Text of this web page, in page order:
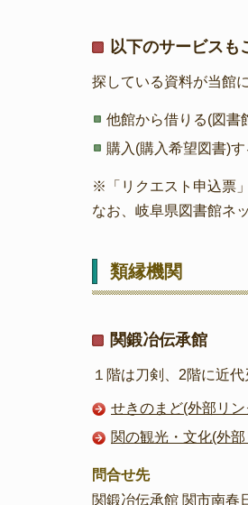
以下のサービスも
探している資料が当館
他館から借りる(図書
購入(購入希望図書)
※「リクエスト申込票
なお、岐阜県図書館ネ
類縁機関
関鍛冶伝承館
１階は刀剣、2階に近
せきのまど(外部リン
関の観光・文化(外
問合せ先
関鍛冶伝承館 関市南春